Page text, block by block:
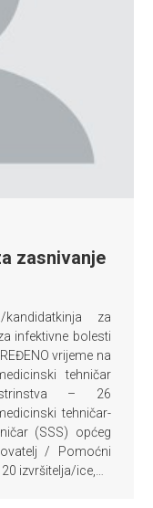
zasnivanje
za
infektivne bolesti
vrijeme na
tehničar
– 26
tehničar-
(SSS) općeg
/ Pomoćni
izvršitelja/ice,…